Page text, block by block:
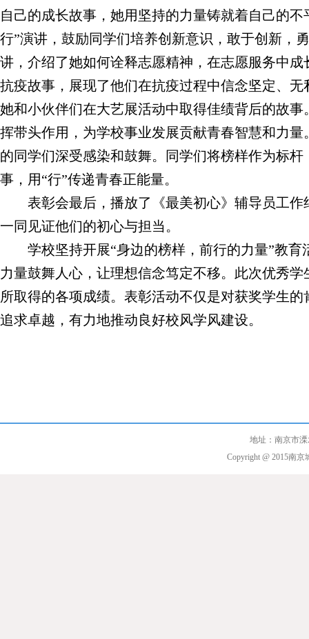
自己的成长故事，她用坚持的力量铸就着自己的
行”演讲，鼓励同学们培养创新意识，敢于创新，
讲，介绍了她如何诠释志愿精神，在志愿服务中
抗疫故事，展现了他们在抗疫过程中信念坚定、
她和小伙伴们在大艺展活动中取得佳绩背后的故
挥带头作用，为学校事业发展贡献青春智慧和力
的同学们深受感染和鼓舞。同学们将榜样作为标
事，用“行”传递青春正能量。
表彰会最后，播放了《最美初心》辅导员工
一同见证他们的初心与担当。
学校坚持开展“身边的榜样，前行的力量”教
力量鼓舞人心，让理想信念笃定不移。此次优秀
所取得的各项成绩。表彰活动不仅是对获奖学生
追求卓越，有力地推动良好校风学风建设。
地址：南京市
Copyright @ 2015南